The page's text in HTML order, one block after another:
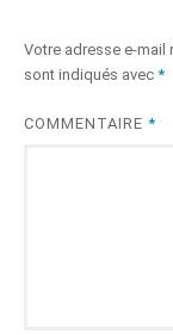
Votre adresse e-mail
sont indiqués avec *
COMMENTAIRE *